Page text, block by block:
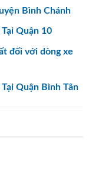
Bình Chánh
Quận 10
đối với dòng xe
Quận Bình Tân